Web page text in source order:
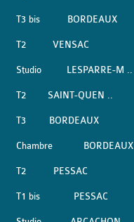
T3 bis BORDEAUX
T2 VENSAC
Studio LESPARRE-M ..
T2 SAINT-QUEN ..
T3 BORDEAUX
Chambre BORDEAUX
T2 PESSAC
T1 bis PESSAC